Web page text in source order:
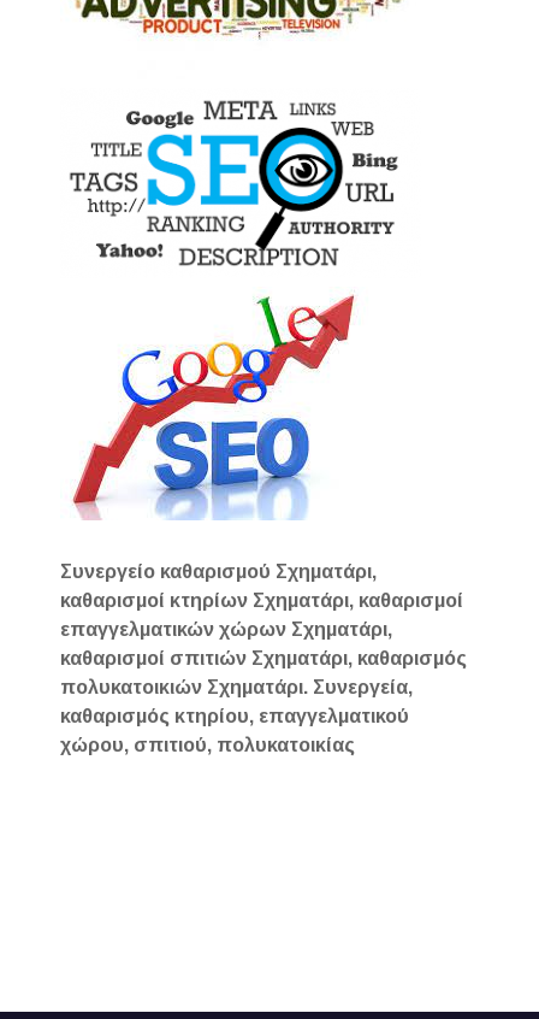
Συνεργείο καθαρισμού Σχηματάρι,
καθαρισμοί κτηρίων Σχηματάρι, καθαρισμοί
επαγγελματικών χώρων Σχηματάρι,
καθαρισμοί σπιτιών Σχηματάρι, καθαρισμός
πολυκατοικιών Σχηματάρι. Συνεργεία,
καθαρισμός κτηρίου, επαγγελματικού
χώρου, σπιτιού, πολυκατοικίας